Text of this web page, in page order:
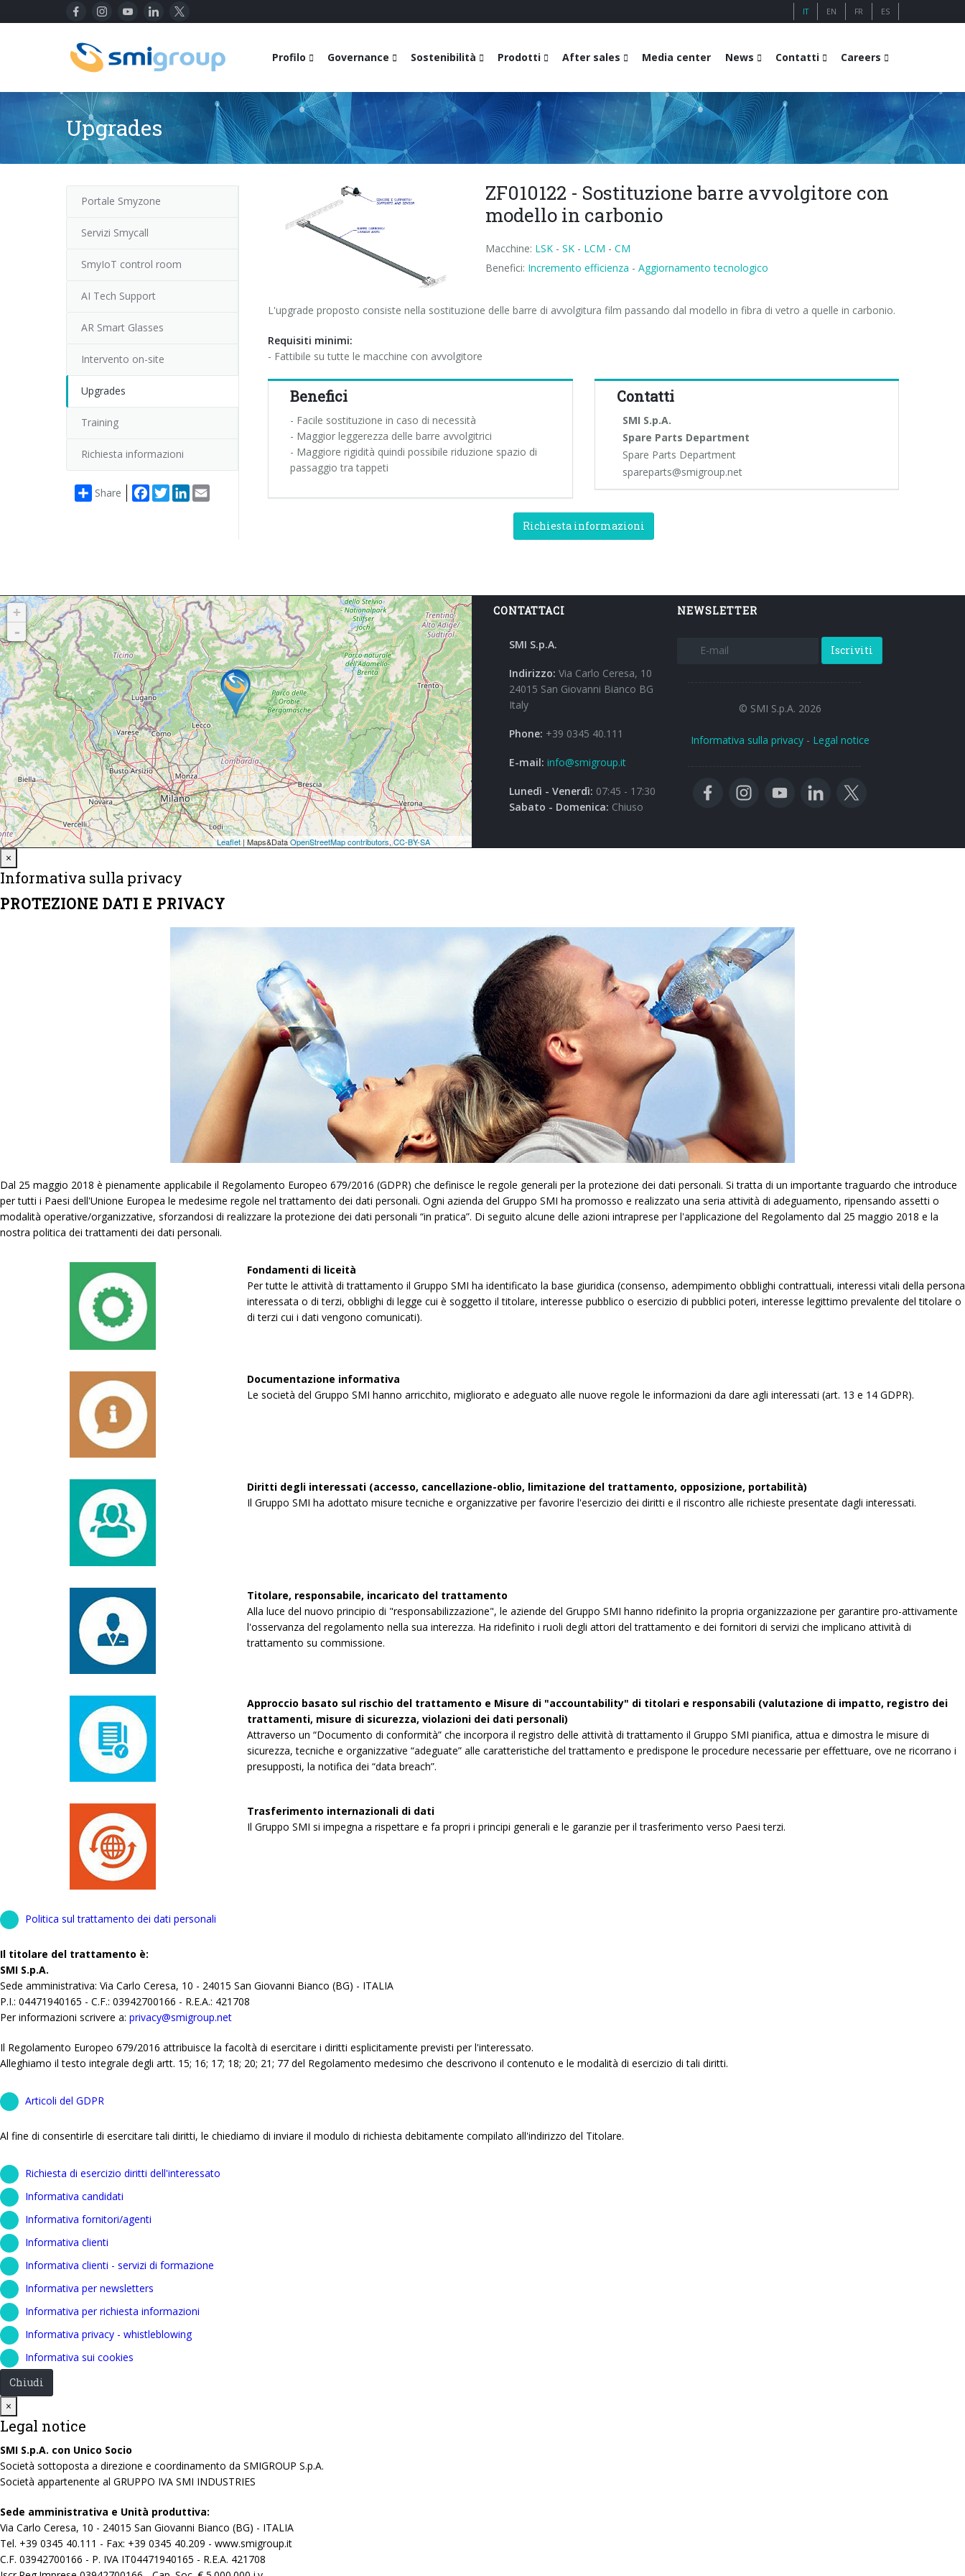
IT EN FR ES
Profilo Governance Sostenibilità Prodotti After sales Media center News Contatti Careers
Upgrades
Portale Smyzone
Servizi Smycall
SmyIoT control room
AI Tech Support
AR Smart Glasses
Intervento on-site
Upgrades
Training
Richiesta informazioni
Share Facebook
TwitterLinkedIn
ZF010122 - Sostituzione barre avvolgitore con
modello in carbonio
Macchine: LSK- SK- LCM - CM
Benefici: Incremento efficienza - Aggiornamento tecnologico
L'upgrade proposto consiste nella sostituzione delle barre di avvolgitura film passando dal modello in fibra di vetro a quelle in carbonio.
Requisiti minimi:
- Fattibile su tutte le macchine con avvolgitore
Benefici
- Facile sostituzione in caso di necessità
- Maggior leggerezza delle barre avvolgitrici
- Maggiore rigidità quindi possibile riduzione spazio di
passaggio tra tappeti
Contatti
SMI S.p.A.
Spare Parts Department
Spare Parts Department
spareparts@smigroup.net
Richiesta informazioni
CONTATTACI
SMI S.p.A.
Indirizzo: Via Carlo Ceresa, 10
24015 San Giovanni Bianco BG
Italy
Phone: +39 0345 40.111
E-mail: info@smigroup.it
Lunedì - Venerdì: 07:45 - 17:30
Sabato - Domenica: Chiuso
NEWSLETTER
Iscriviti
© SMI S.p.A. 2026
Informativa sulla privacy- Legal notice
×
Informativa sulla privacy
PROTEZIONE DATI E PRIVACY
Dal 25 maggio 2018 è pienamente applicabile il Regolamento Europeo 679/2016 (GDPR) che definisce le regole generali per la protezione dei dati personali. Si tratta di un importante traguardo che introduce
per tutti i Paesi dell'Unione Europea le medesime regole nel trattamento dei dati personali. Ogni azienda del Gruppo SMI ha promosso e realizzato una seria attività di adeguamento, ripensando assetti o
modalità operative/organizzative, sforzandosi di realizzare la protezione dei dati personali “in pratica”. Di seguito alcune delle azioni intraprese per l'applicazione del Regolamento dal 25 maggio 2018 e la
nostra politica dei trattamenti dei dati personali.
Fondamenti di liceità
Per tutte le attività di trattamento il Gruppo SMI ha identificato la base giuridica (consenso, adempimento obblighi contrattuali, interessi vitali della persona
interessata o di terzi, obblighi di legge cui è soggetto il titolare, interesse pubblico o esercizio di pubblici poteri, interesse legittimo prevalente del titolare o
di terzi cui i dati vengono comunicati).
Documentazione informativa
Le società del Gruppo SMI hanno arricchito, migliorato e adeguato alle nuove regole le informazioni da dare agli interessati (art. 13 e 14 GDPR).
Diritti degli interessati (accesso, cancellazione-oblio, limitazione del trattamento, opposizione, portabilità)
Il Gruppo SMI ha adottato misure tecniche e organizzative per favorire l'esercizio dei diritti e il riscontro alle richieste presentate dagli interessati.
Titolare, responsabile, incaricato del trattamento
Alla luce del nuovo principio di "responsabilizzazione", le aziende del Gruppo SMI hanno ridefinito la propria organizzazione per garantire pro-attivamente
l'osservanza del regolamento nella sua interezza. Ha ridefinito i ruoli degli attori del trattamento e dei fornitori di servizi che implicano attività di
trattamento su commissione.
Approccio basato sul rischio del trattamento e Misure di "accountability" di titolari e responsabili (valutazione di impatto, registro dei
trattamenti, misure di sicurezza, violazioni dei dati personali)
Attraverso un “Documento di conformità” che incorpora il registro delle attività di trattamento il Gruppo SMI pianifica, attua e dimostra le misure di
sicurezza, tecniche e organizzative “adeguate” alle caratteristiche del trattamento e predispone le procedure necessarie per effettuare, ove ne ricorrano i
presupposti, la notifica dei “data breach”.
Trasferimento internazionali di dati
Il Gruppo SMI si impegna a rispettare e fa propri i principi generali e le garanzie per il trasferimento verso Paesi terzi.
Politica sul trattamento dei dati personali
Il titolare del trattamento è:
SMI S.p.A.
Sede amministrativa: Via Carlo Ceresa, 10 - 24015 San Giovanni Bianco (BG) - ITALIA
P.I.: 04471940165 - C.F.: 03942700166 - R.E.A.: 421708
Per informazioni scrivere a: privacy@smigroup.net
Il Regolamento Europeo 679/2016 attribuisce la facoltà di esercitare i diritti esplicitamente previsti per l'interessato.
Alleghiamo il testo integrale degli artt. 15; 16; 17; 18; 20; 21; 77 del Regolamento medesimo che descrivono il contenuto e le modalità di esercizio di tali diritti.
Articoli del GDPR
Al fine di consentirle di esercitare tali diritti, le chiediamo di inviare il modulo di richiesta debitamente compilato all'indirizzo del Titolare.
Richiesta di esercizio diritti dell'interessato
Informativa candidati
Informativa fornitori/agenti
Informativa clienti
Informativa clienti - servizi di formazione
Informativa per newsletters
Informativa per richiesta informazioni
Informativa privacy - whistleblowing
Informativa sui cookies
Chiudi
×
Legal notice
SMI S.p.A. con Unico Socio
Società sottoposta a direzione e coordinamento da SMIGROUP S.p.A.
Società appartenente al GRUPPO IVA SMI INDUSTRIES
Sede amministrativa e Unità produttiva:
Via Carlo Ceresa, 10 - 24015 San Giovanni Bianco (BG) - ITALIA
Tel. +39 0345 40.111 - Fax: +39 0345 40.209 - www.smigroup.it
C.F. 03942700166 - P. IVA IT04471940165 - R.E.A. 421708